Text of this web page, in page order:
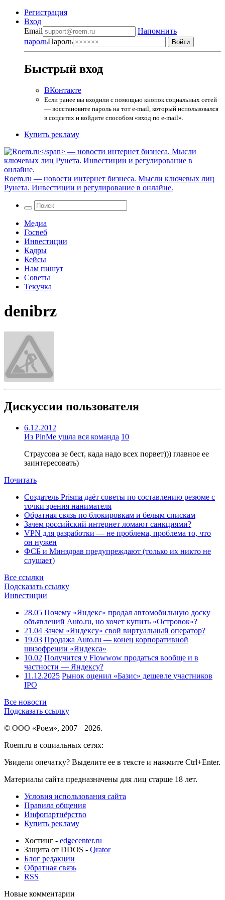
Регистрация
Вход
Email
Напомнить
парольПароль
Быстрый вход
ВКонтакте
Если ранее вы входили с помощью кнопок социальных сетей
— восстановите пароль на тот e-mail, который использовался
в соцсетях и войдите способом «вход по e-mail».
Купить рекламу
Roem.ru — новости интернет бизнеса. Мысли ключевых лиц
Рунета. Инвестиции и регулирование в онлайне.
Медиа
Госвеб
Инвестиции
Кадры
Кейсы
Нам пишут
Советы
Текучка
denibrz
Дискуссии пользователя
6.12.2012
Из PinMe ушла вся команда 10
Страусова зе бест, када надо всех порвет))) главное ее
заинтересовать)
Почитать
Создатель Prisma даёт советы по составлению резюме с
точки зрения нанимателя
Обратная связь по блокировкам и белым спискам
Зачем российский интернет ломают санкциями?
VPN для разработки — не проблема, проблема то, что
он нужен
ФСБ и Минздрав предупреждают (только их никто не
слушает)
Все ссылки
Подсказать ссылку
Инвестиции
28.05 Почему «Яндекс» продал автомобильную доску
объявлений Auto.ru, но хочет купить «Островок»?
21.04 Зачем «Яндексу» свой виртуальный оператор?
19.03 Продажа Auto.ru — конец корпоративной
шизофрении «Яндекса»
10.02 Получится у Flowwow продаться вообще и в
частности — Яндексу?
11.12.2025 Рынок оценил «Базис» дешевле участников
IPO
Все новости
Подсказать ссылку
© ООО «Роем», 2007 – 2026.
Roem.ru в социальных сетях:
Увидели опечатку? Выделите ее в тексте и нажмите Ctrl+Enter.
Материалы сайта предназначены для лиц старше 18 лет.
Условия использования сайта
Правила общения
Инфопартнёрство
Купить рекламу
Хостинг - edgecenter.ru
Защита от DDOS - Qrator
Блог редакции
Обратная связь
RSS
Новые комментарии